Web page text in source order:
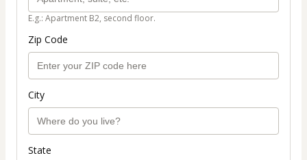
E.g.: Apartment B2, second floor.
Zip Code
City
State